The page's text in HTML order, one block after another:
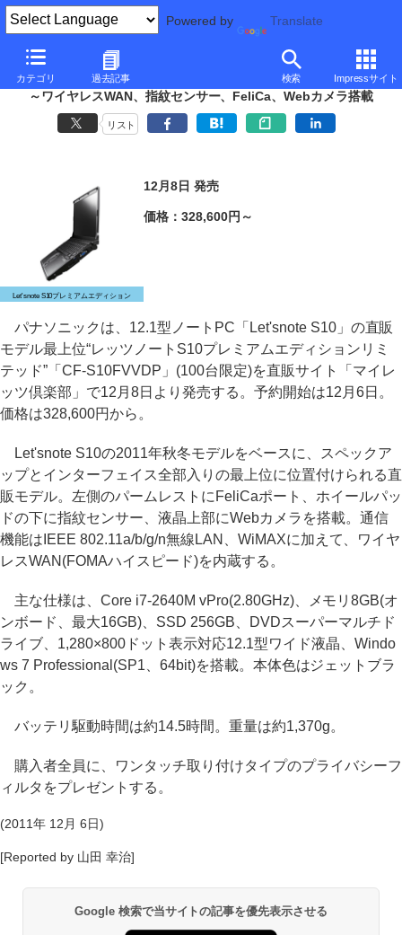
Powered by Translate
カテゴリ 過去記事 検索 Impressサイト
パナソニック、「Let'snote S10プレミアムエディション」最上位モデ
～ワイヤレスWAN、指紋センサー、FeliCa、Webカメラ搭載
リスト
Let'snote S10プレミアムエディション
12月8日 発売
価格：328,600円～
パナソニックは、12.1型ノートPC「Let'snote S10」の直販
モデル最上位“レッツノートS10プレミアムエディションリミ
テッド”「CF-S10FVVDP」(100台限定)を直販サイト「マイレ
ッツ倶楽部」で12月8日より発売する。予約開始は12月6日。
価格は328,600円から。
Let'snote S10の2011年秋冬モデルをベースに、スペックア
ップとインターフェイス全部入りの最上位に位置付けられる直
販モデル。左側のパームレストにFeliCaポート、ホイールパッ
ドの下に指紋センサー、液晶上部にWebカメラを搭載。通信
機能はIEEE 802.11a/b/g/n無線LAN、WiMAXに加えて、ワイヤ
レスWAN(FOMAハイスピード)を内蔵する。
主な仕様は、Core i7-2640M vPro(2.80GHz)、メモリ8GB(オ
ンボード、最大16GB)、SSD 256GB、DVDスーパーマルチド
ライブ、1,280×800ドット表示対応12.1型ワイド液晶、Windo
ws 7 Professional(SP1、64bit)を搭載。本体色はジェットブラ
ック。
バッテリ駆動時間は約14.5時間。重量は約1,370g。
購入者全員に、ワンタッチ取り付けタイプのプライバシーフ
ィルタをプレゼントする。
(2011年 12月 6日)
[Reported by 山田 幸治]
Google 検索で当サイトの記事を優先表示させる